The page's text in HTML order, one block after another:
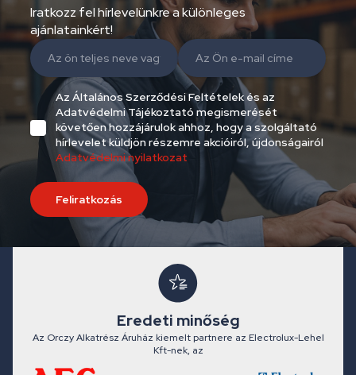
Iratkozz fel hírlevelünkre a különleges
ajánlatainkért!
Az Általános Szerződési Feltételek és az
Adatvédelmi Tájékoztató megismerését
követően hozzájárulok ahhoz, hogy a szolgáltató
hírlevelet küldjön részemre akcióiról, újdonságairól
Adatvédelmi nyilatkozat
Feliratkozás
Eredeti minőség
Az Orczy Alkatrész Áruház kiemelt partnere az Electrolux-Lehel
Kft-nek, az